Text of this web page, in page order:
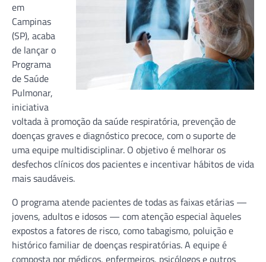
em
Campinas
(SP), acaba
de lançar o
Programa
de Saúde
Pulmonar,
iniciativa
voltada à promoção da saúde respiratória, prevenção de
doenças graves e diagnóstico precoce, com o suporte de
uma equipe multidisciplinar. O objetivo é melhorar os
desfechos clínicos dos pacientes e incentivar hábitos de vida
mais saudáveis.
O programa atende pacientes de todas as faixas etárias —
jovens, adultos e idosos — com atenção especial àqueles
expostos a fatores de risco, como tabagismo, poluição e
histórico familiar de doenças respiratórias. A equipe é
composta por médicos, enfermeiros, psicólogos e outros